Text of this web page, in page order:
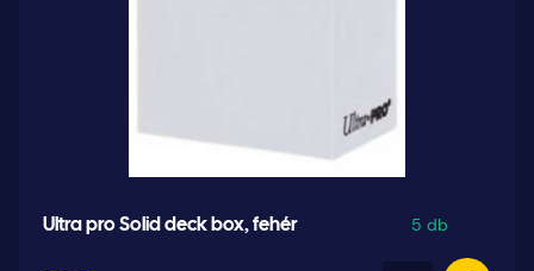
Ultra pro Solid deck box, fehér 5 db